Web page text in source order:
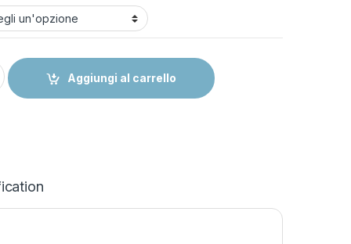
per l'uso della scala mobile quantity
Aggiungi al carrello